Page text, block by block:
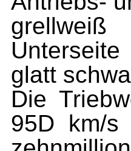
glatt
Die
95D km/s